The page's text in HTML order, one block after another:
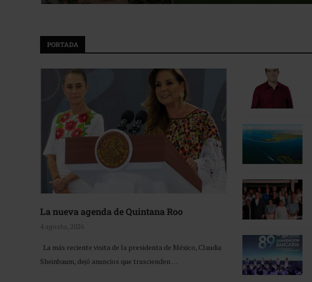
PORTADA
La nueva agenda de Quintana Roo
4 agosto, 2026
La más reciente visita de la presidenta de México, Claudia
Sheinbaum, dejó anuncios que trascienden …